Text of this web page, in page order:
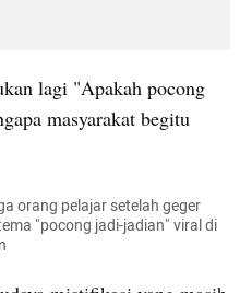
lagi "Apakah pocong
masyarakat begitu
orang pelajar setelah geger
"pocong jadi-jadian" viral di